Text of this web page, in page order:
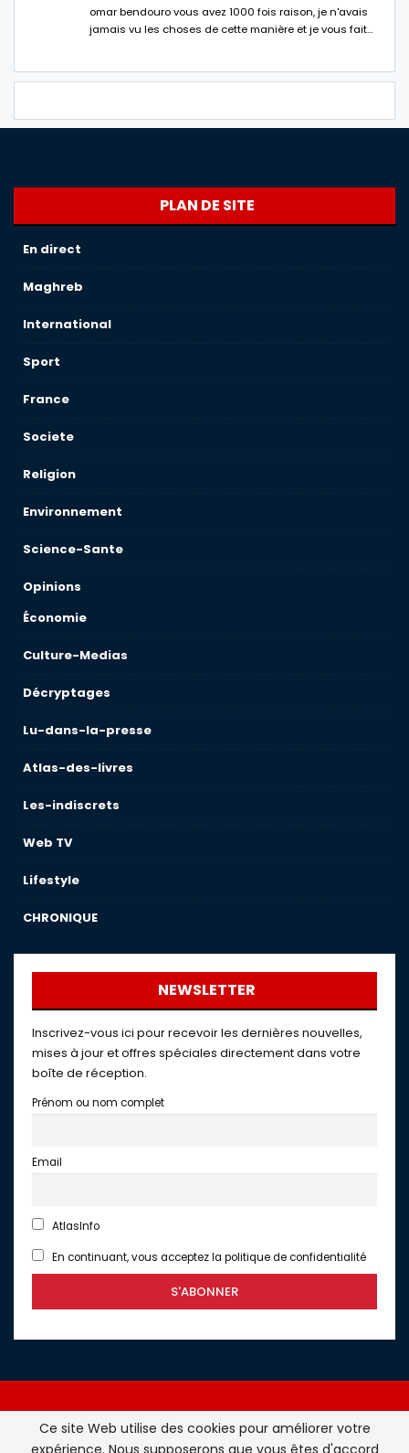
omar bendouro vous avez 1000 fois raison, je n'avais
jamais vu les choses de cette manière et je vous fait…
PLAN DE SITE
En direct
Maghreb
International
Sport
France
Societe
Religion
Environnement
Science-Sante
Opinions
Économie
Culture-Medias
Décryptages
Lu-dans-la-presse
Atlas-des-livres
Les-indiscrets
Web TV
Lifestyle
CHRONIQUE
NEWSLETTER
Inscrivez-vous ici pour recevoir les dernières nouvelles,
mises à jour et offres spéciales directement dans votre
boîte de réception.
Prénom ou nom complet
Email
AtlasInfo
En continuant, vous acceptez la politique de confidentialité
Ce site Web utilise des cookies pour améliorer votre
expérience. Nous supposerons que vous êtes d'accord